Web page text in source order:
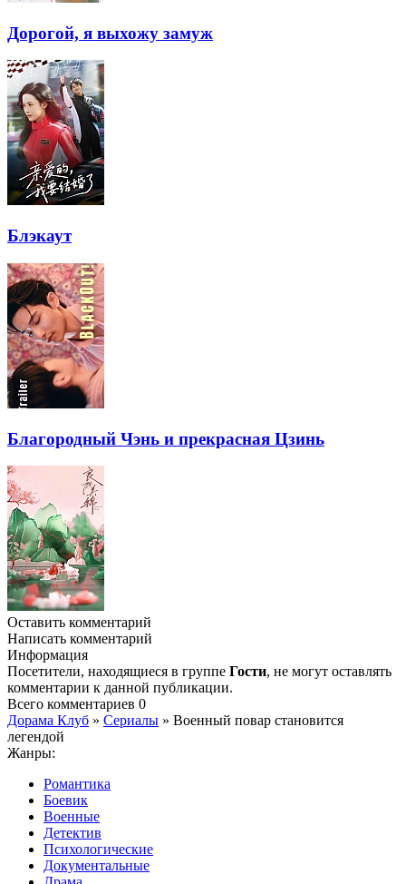
Дорогой, я выхожу замуж
Блэкаут
Благородный Чэнь и прекрасная Цзинь
Оставить комментарий
Написать комментарий
Информация
Посетители, находящиеся в группе Гости, не могут оставлять
комментарии к данной публикации.
Всего комментариев 0
Дорама Клуб » Сериалы » Военный повар становится
легендой
Жанры:
Романтика
Боевик
Военные
Детектив
Психологические
Документальные